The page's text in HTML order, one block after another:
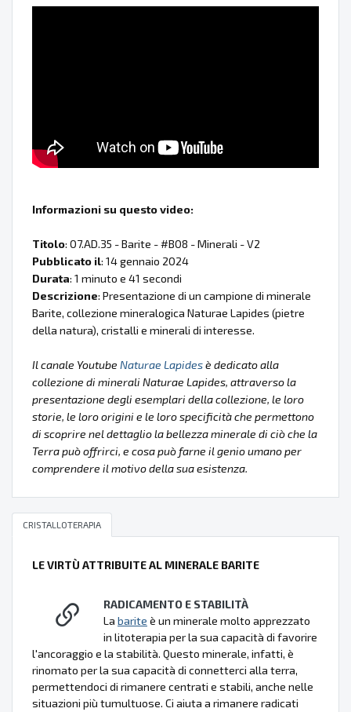
Informazioni su questo video:
Titolo: 07.AD.35 - Barite - #B08 - Minerali - V2
Pubblicato il: 14 gennaio 2024
Durata: 1 minuto e 41 secondi
Descrizione: Presentazione di un campione di minerale
Barite, collezione mineralogica Naturae Lapides (pietre
della natura), cristalli e minerali di interesse.
Il canale Youtube Naturae Lapidesè dedicato alla
collezione di minerali Naturae Lapides, attraverso la
presentazione degli esemplari della collezione, le loro
storie, le loro origini e le loro specificità che permettono
di scoprire nel dettaglio la bellezza minerale di ciò che la
Terra può offrirci, e cosa può farne il genio umano per
comprendere il motivo della sua esistenza.
CRISTALLOTERAPIA
LE VIRTÙ ATTRIBUITE AL MINERALE BARITE
RADICAMENTO E STABILITÀ
La barite è un minerale molto apprezzato
in litoterapia per la sua capacità di favorire
l'ancoraggio e la stabilità. Questo minerale, infatti, è
rinomato per la sua capacità di connetterci alla terra,
permettendoci di rimanere centrati e stabili, anche nelle
situazioni più tumultuose. Ci aiuta a rimanere radicati